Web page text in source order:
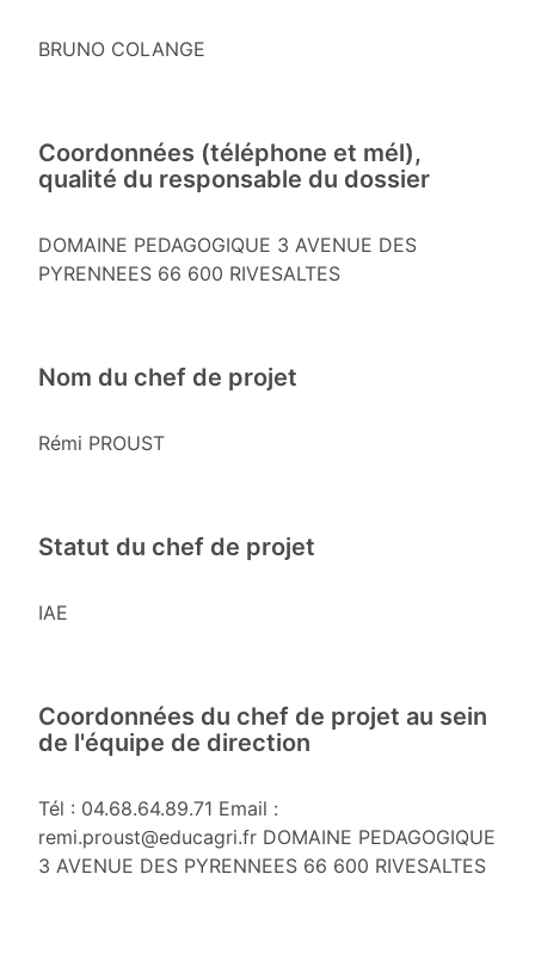
BRUNO COLANGE
Coordonnées (téléphone et mél),
qualité du responsable du dossier
DOMAINE PEDAGOGIQUE 3 AVENUE DES
PYRENNEES 66 600 RIVESALTES
Nom du chef de projet
Rémi PROUST
Statut du chef de projet
IAE
Coordonnées du chef de projet au sein
de l'équipe de direction
Tél : 04.68.64.89.71 Email :
remi.proust@educagri.fr DOMAINE PEDAGOGIQUE
3 AVENUE DES PYRENNEES 66 600 RIVESALTES